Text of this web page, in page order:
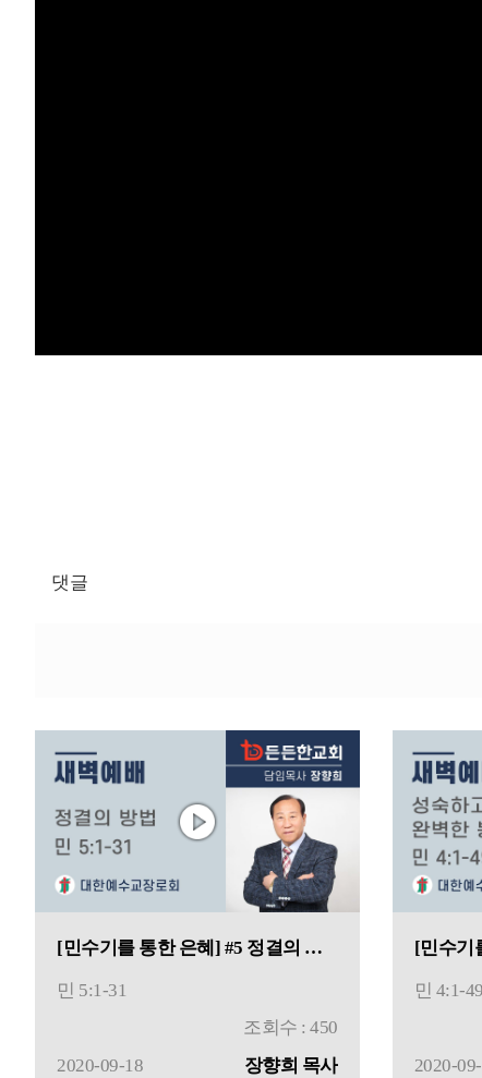
댓글
[민수기를 통한 은혜] #5 정결의 방법
민 5:1-31
조회수 : 450
2020-09-18
장향희 목사
민 4:1-49
2020-